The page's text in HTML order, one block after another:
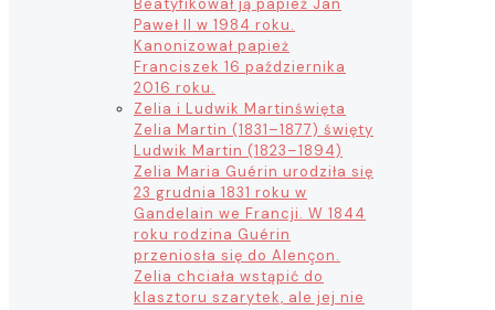
Paweł II w 1984 roku.
Kanonizował papież
Franciszek 16 października
2016 roku.
Zelia i Ludwik Martinświęta
Zelia Martin (1831–1877) święty
Ludwik Martin (1823–1894)
Zelia Maria Guérin urodziła się
23 grudnia 1831 roku w
Gandelain we Francji. W 1844
roku rodzina Guérin
przeniosła się do Alençon.
Zelia chciała wstąpić do
klasztoru szarytek, ale jej nie